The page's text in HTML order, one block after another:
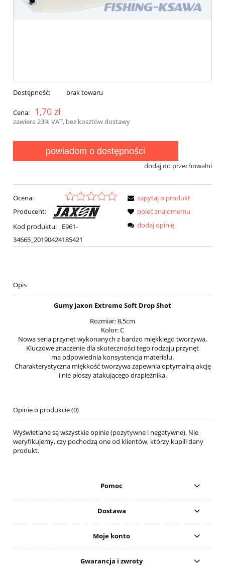
Dostępność: brak towaru
Cena: 1,70 zł
zawiera 23% VAT, bez kosztów dostawy
powiadom o dostępności
dodaj do przechowalni
Ocena:
Producent:
Kod produktu:
E961-
34665_20190424185421
zapytaj o produkt
poleć znajomemu
dodaj opinię
Opis
Gumy Jaxon Extreme Soft Drop Shot
Rozmiar: 8,5cm
Kolor: C
Nowa seria przynęt wykonanych z bardzo miękkiego tworzywa.
Kluczowe znaczenie dla skuteczności tego rodzaju przynęt
ma odpowiednia konsystencja materiału.
Charakterystyczna miękkość tworzywa zapewnia optymalną akcję
i nie płoszy atakującego drapieżnika.
Opinie o produkcie (0)
Wyświetlane są wszystkie opinie (pozytywne i negatywne). Nie
weryfikujemy, czy pochodzą one od klientów, którzy kupili dany
produkt.
Pomoc
Dostawa
Moje konto
Gwarancja i zwroty